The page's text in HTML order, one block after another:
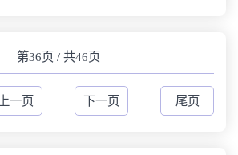
第36页 / 共46页
上一页 下一页 尾页